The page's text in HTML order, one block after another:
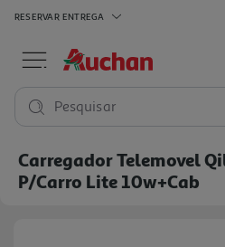
RESERVAR ENTREGA
Pesquisar
Carregador Telemovel
P/carro Lite 10w+cab